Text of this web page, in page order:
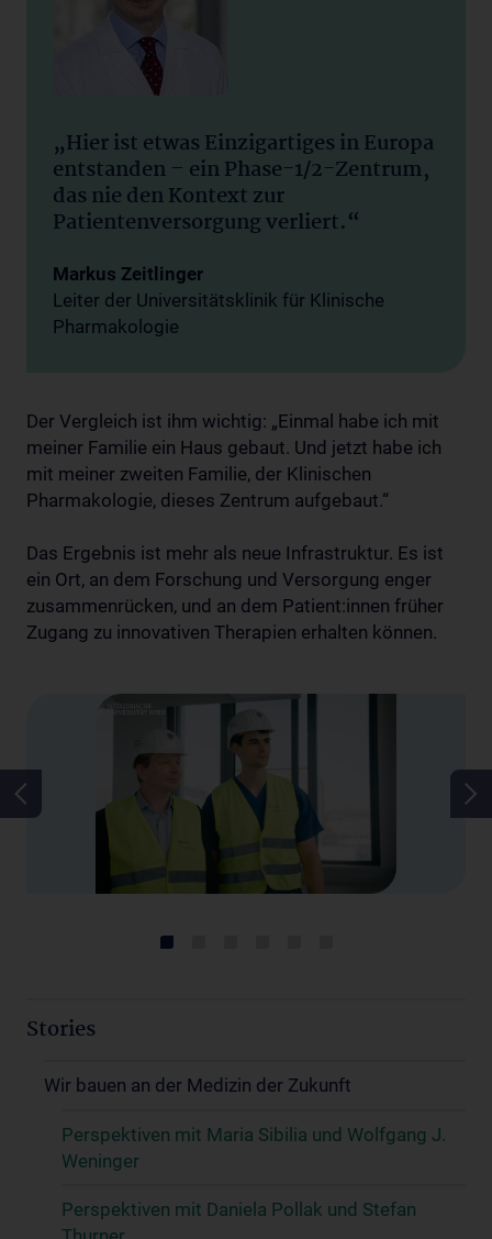
„Hier ist etwas Einzigartiges in Europa
entstanden – ein Phase-1/2-Zentrum,
das nie den Kontext zur
Patientenversorgung verliert.“
Markus Zeitlinger
Leiter der Universitätsklinik für Klinische
Pharmakologie
Der Vergleich ist ihm wichtig: „Einmal habe ich mit
meiner Familie ein Haus gebaut. Und jetzt habe ich
mit meiner zweiten Familie, der Klinischen
Pharmakologie, dieses Zentrum aufgebaut.“
Das Ergebnis ist mehr als neue Infrastruktur. Es ist
ein Ort, an dem Forschung und Versorgung enger
zusammenrücken, und an dem Patient:innen früher
Zugang zu innovativen Therapien erhalten können.
Stories
Wir bauen an der Medizin der Zukunft
Perspektiven mit Maria Sibilia und Wolfgang J.
Weninger
Perspektiven mit Daniela Pollak und Stefan